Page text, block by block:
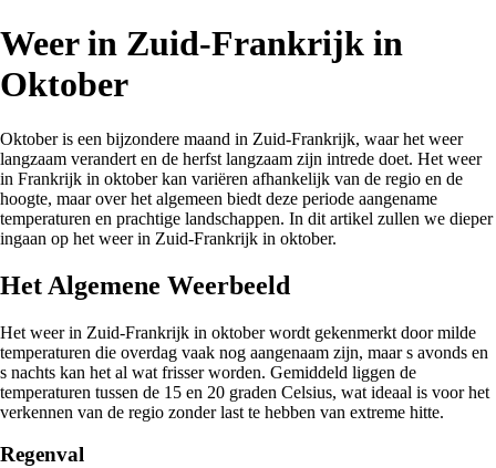
Weer in Zuid-Frankrijk in
Oktober
Oktober is een bijzondere maand in Zuid-Frankrijk, waar het weer
langzaam verandert en de herfst langzaam zijn intrede doet. Het weer
in Frankrijk in oktober kan variëren afhankelijk van de regio en de
hoogte, maar over het algemeen biedt deze periode aangename
temperaturen en prachtige landschappen. In dit artikel zullen we dieper
ingaan op het weer in Zuid-Frankrijk in oktober.
Het Algemene Weerbeeld
Het weer in Zuid-Frankrijk in oktober wordt gekenmerkt door milde
temperaturen die overdag vaak nog aangenaam zijn, maar s avonds en
s nachts kan het al wat frisser worden. Gemiddeld liggen de
temperaturen tussen de 15 en 20 graden Celsius, wat ideaal is voor het
verkennen van de regio zonder last te hebben van extreme hitte.
Regenval